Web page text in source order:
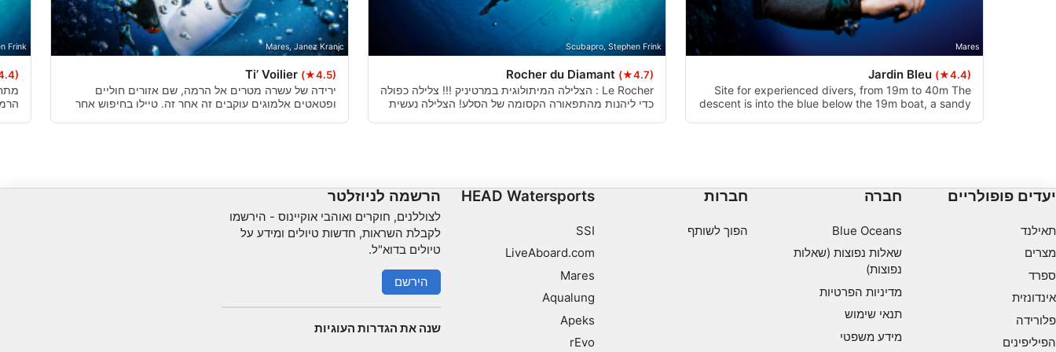
Mares
Jardin Bleu (★4.4)
Site for experienced divers, from 19m to 40m The
descent is into the blue below the 19m boat, a sandy
Scubapro, Stephen Frink
Rocher du Diamant (★4.7)
Le Rocher : הצלילה המיתולוגית במרטיניק !!! צלילה כפולה
כדי ליהנות מהתפאורה הקסומה של הסלע! הצלילה נעשית
Mares, Janez Kranjc
Ti’ Voilier (★4.5)
ירידה של עשרה מטרים אל הרמה, שם אזורים חוליים
ופטאטים אלמוגים עוקבים זה אחר זה. טיילו בחיפוש אחר
Frink
יעדים פופולריים
תאילנד
מצרים
ספרד
אינדונזית
פלורידה
הפיליפינים
חברה
Blue Oceans
שאלות נפוצות (שאלות
נפוצות)
מדיניות הפרטיות
תנאי שימוש
מידע משפטי
חברות
הפוך לשותף
HEAD Watersports
SSI
LiveAboard.com
Mares
Aqualung
Apeks
rEvo
הרשמה לניוזלטר
לצוללנים, חוקרים ואוהבי אוקיינוס ​​- הירשמו
לקבלת השראות, חדשות טיולים ומידע על
טיולים בדוא"ל.
הירשם
שנה את הגדרות העוגיות
Use precise geolocation data
Identify devices based on information actively requested
מטרות עיבוד שאינן IAB:
פונקציונלי
שיווק